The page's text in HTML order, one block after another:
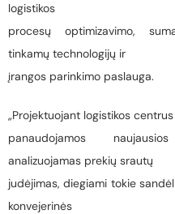
logistikos
procesų optimizavimo,
tinkamų technologijų ir
įrangos parinkimo paslauga.
„Projektuojant logistikos
panaudojamos
analizuojamas prekių srautų
judėjimas, diegiami tokie
konvejerinės